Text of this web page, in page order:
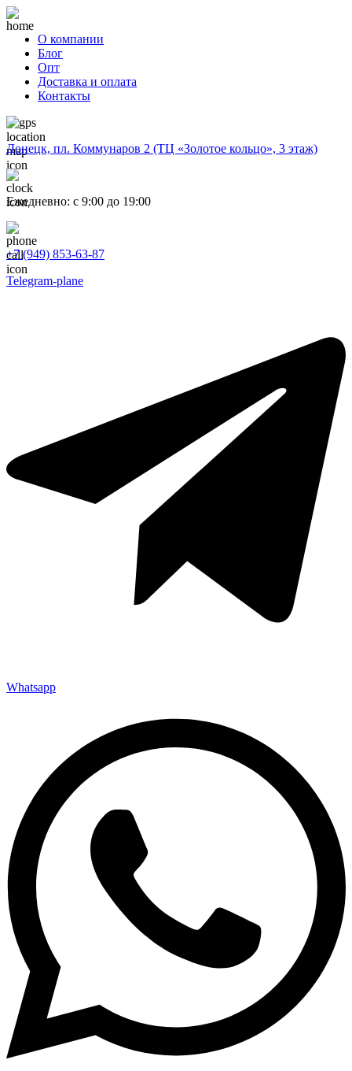
О компании
Блог
Опт
Доставка и оплата
Контакты
Донецк, пл. Коммунаров 2 (ТЦ «Золотое кольцо», 3 этаж)
Ежедневно: с 9:00 до 19:00
+7 (949) 853-63-87
Telegram-plane
Whatsapp